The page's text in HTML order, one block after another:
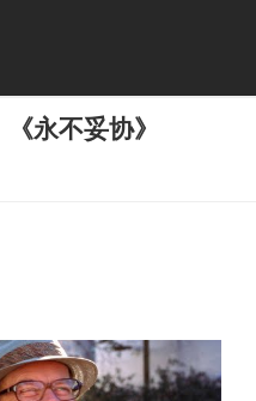
永不妥协》